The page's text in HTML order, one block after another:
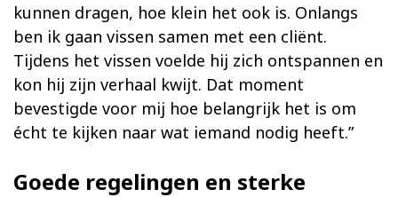
kunnen dragen, hoe klein het ook is. Onlangs
ben ik gaan vissen samen met een cliënt.
Tijdens het vissen voelde hij zich ontspannen en
kon hij zijn verhaal kwijt. Dat moment
bevestigde voor mij hoe belangrijk het is om
écht te kijken naar wat iemand nodig heeft.”
Goede regelingen en sterke